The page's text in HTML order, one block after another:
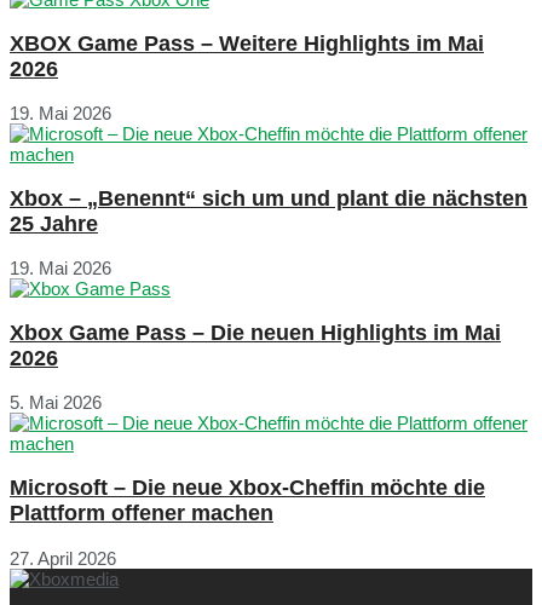
XBOX Game Pass – Weitere Highlights im Mai
2026
19. Mai 2026
Xbox – „Benennt“ sich um und plant die nächsten
25 Jahre
19. Mai 2026
Xbox Game Pass – Die neuen Highlights im Mai
2026
5. Mai 2026
Microsoft – Die neue Xbox-Cheffin möchte die
Plattform offener machen
27. April 2026